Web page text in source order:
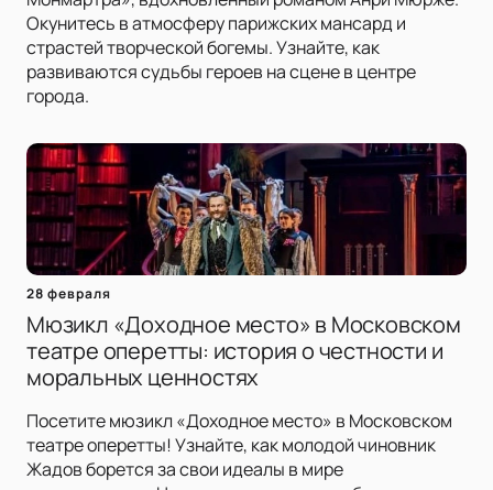
Окунитесь в атмосферу парижских мансард и
страстей творческой богемы. Узнайте, как
развиваются судьбы героев на сцене в центре
города.
28 февраля
Мюзикл «Доходное место» в Московском
театре оперетты: история о честности и
моральных ценностях
Посетите мюзикл «Доходное место» в Московском
театре оперетты! Узнайте, как молодой чиновник
Жадов борется за свои идеалы в мире